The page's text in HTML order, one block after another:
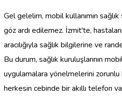
Gel gelelim, mobil kullanımın
göz ardı edilemez. İzmit'te,
aracılığıyla sağlık bilgilerine ve
Bu durum, sağlık kuruluşlarının
uygulamalara yönelmelerini zorunlu
herkesin cebinde bir akıllı telefon